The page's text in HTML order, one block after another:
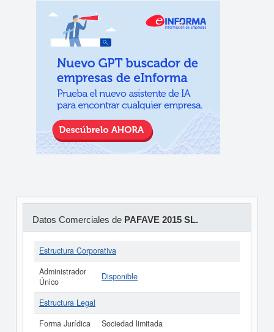
Datos Comerciales de PAFAVE 2015 SL.
Estructura Corporativa
Administrador
Único
Disponible
Estructura Legal
Forma Jurídica
Sociedad limitada